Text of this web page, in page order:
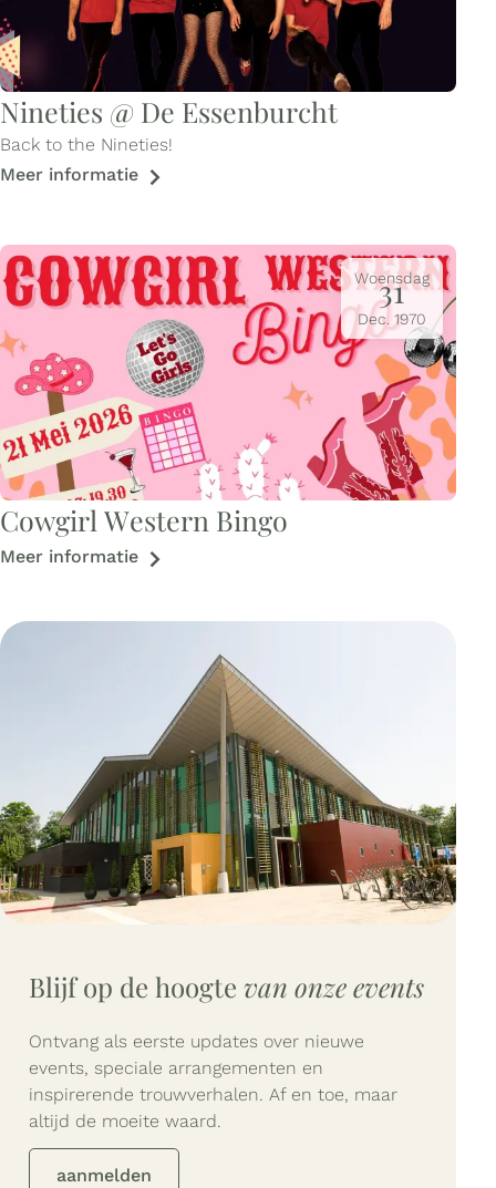
Nineties @ De Essenburcht
Back to the Nineties!
Meer informatie
Woensdag
31
Dec. 1970
Cowgirl Western Bingo
Meer informatie
Blijf op de hoogte van onze events
Ontvang als eerste updates over nieuwe
events, speciale arrangementen en
inspirerende trouwverhalen. Af en toe, maar
altijd de moeite waard.
aanmelden